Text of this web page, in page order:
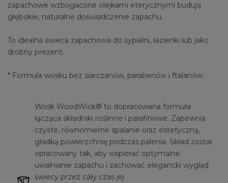
zapachowe wzbogacone olejkami eterycznymi budują
głębokie, naturalne doświadczenie zapachu.
To idealna świeca zapachowa do sypialni, łazienki lub jako
drobny prezent.
* Formuła wosku bez siarczanów, parabenów i ftalanów.
Wosk WoodWick® to dopracowana formuła
łącząca składniki roślinne i parafinowe. Zapewnia
czyste, równomierne spalanie oraz estetyczną,
gładką powierzchnię podczas palenia. Skład został
opracowany tak, aby wspierać optymalne
uwalnianie zapachu i zachować elegancki wygląd
świecy przez cały czas jej